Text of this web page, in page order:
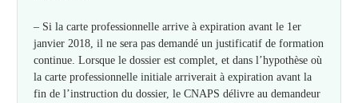
– Si la carte professionnelle arrive à expiration avant le 1er
janvier 2018, il ne sera pas demandé un justificatif de formation
continue. Lorsque le dossier est complet, et dans l’hypothèse où
la carte professionnelle initiale arriverait à expiration avant la
fin de l’instruction du dossier, le CNAPS délivre au demandeur